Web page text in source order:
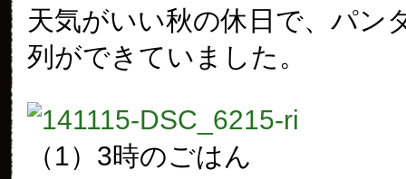
天気がいい秋の休日で、パン
列ができていました。
（1）3時のごはん